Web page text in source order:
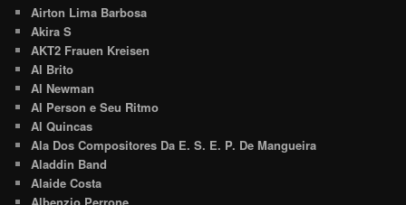
Airton Lima Barbosa
Akira S
AKT2 Frauen Kreisen
Al Brito
Al Newman
Al Person e Seu Ritmo
Al Quincas
Ala Dos Compositores Da E. S. E. P. De Mangueira
Aladdin Band
Alaide Costa